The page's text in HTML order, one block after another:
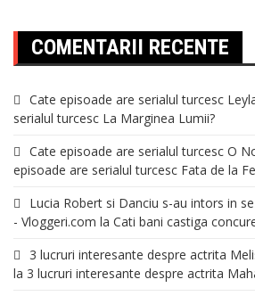
COMENTARII RECENTE
Cate episoade are serialul turcesc
serialul turcesc La Marginea Lumii?
Cate episoade are serialul turcesc O
episoade are serialul turcesc Fata de la
Lucia Robert si Danciu s-au intors in
- Vloggeri.com la Cati bani castiga
3 lucruri interesante despre actrita
la 3 lucruri interesante despre actrita